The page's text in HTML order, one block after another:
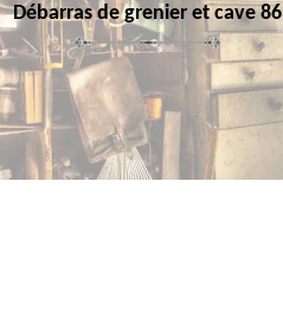
Débarras de grenier et cave 86